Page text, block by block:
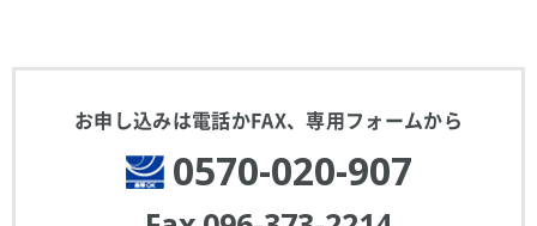
お申し込みは電話かFAX、専用フォームから
0570-020-907